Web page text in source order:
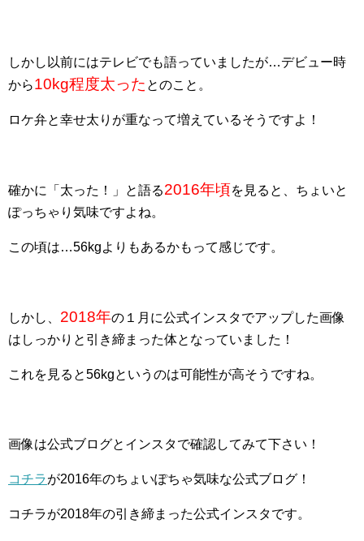
しかし以前にはテレビでも語っていましたが…デビュー時
から10kg程度太った とのこと。
ロケ弁と幸せ太りが重なって増えているそうですよ！
確かに「太った！」と語る2016年頃を見ると、ちょいと
ぽっちゃり気味ですよね。
この頃は…56kgよりもあるかもって感じです。
しかし、 2018年の１月に公式インスタでアップした画像
はしっかりと引き締まった体となっていました！
これを見ると56kgというのは可能性が高そうですね。
画像は公式ブログとインスタで確認してみて下さい！
コチラが2016年のちょいぽちゃ気味な公式ブログ！
コチラが2018年の引き締まった公式インスタです。